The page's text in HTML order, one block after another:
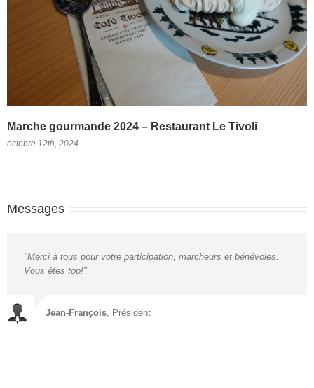
Marche gourmande 2024 – Restaurant Le Tivoli
octobre 12th, 2024
Messages
Merci à tous pour votre participation, marcheurs et bénévoles.
Vous êtes top!
Jean-François, Président